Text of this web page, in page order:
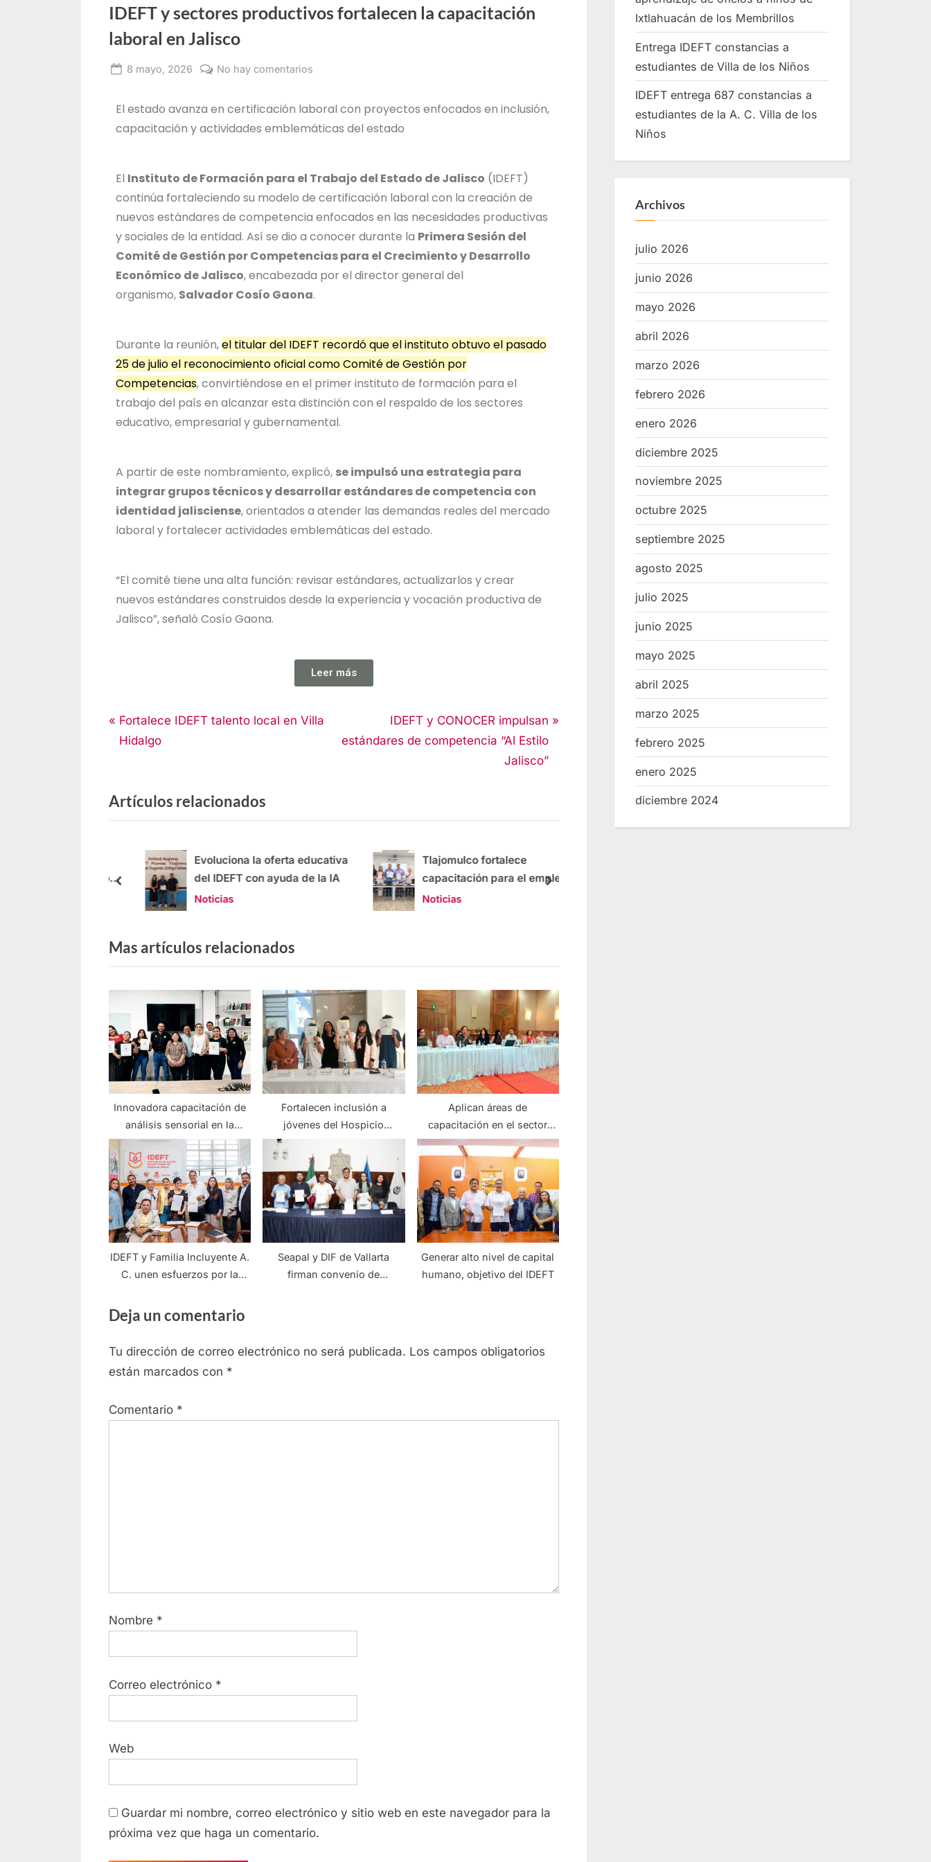
l
a
d
e
l
E
s
o
d
e
J
i
s
c
IDEFT y sectores productivos fortalecen la capacitación
laboral en Jalisco
8 mayo, 2026
Santos
Jiménez
No hay comentarios
El estado avanza en certificación laboral con proyectos enfocados en inclusión,
capacitación y actividades emblemáticas del estado
El Instituto de Formación para el Trabajo del Estado de Jalisco (IDEFT)
continúa fortaleciendo su modelo de certificación laboral con la creación de
nuevos estándares de competencia enfocados en las necesidades productivas
y sociales de la entidad. Así se dio a conocer durante la Primera Sesión del
Comité de Gestión por Competencias para el Crecimiento y Desarrollo
Económico de Jalisco, encabezada por el director general del
organismo, Salvador Cosío Gaona.
Durante la reunión,el titular del IDEFT recordó que el instituto obtuvo el pasado
25 de julio el reconocimiento oficial como Comité de Gestión por
Competencias, convirtiéndose en el primer instituto de formación para el
trabajo del país en alcanzar esta distinción con el respaldo de los sectores
educativo, empresarial y gubernamental.
A partir de este nombramiento, explicó, se impulsó una estrategia para
integrar grupos técnicos y desarrollar estándares de competencia con
identidad jalisciense, orientados a atender las demandas reales del mercado
laboral y fortalecer actividades emblemáticas del estado.
“El comité tiene una alta función: revisar estándares, actualizarlos y crear
nuevos estándares construidos desde la experiencia y vocación productiva de
Jalisco”, señaló Cosío Gaona.
Leer más
Noticias
Fortalece IDEFT talento local en Villa
Hidalgo
IDEFT y CONOCER impulsan
estándares de competencia “Al Estilo
Jalisco”
Artículos relacionados
Evoluciona la oferta educativa
del IDEFT con ayuda de la IA
Noticias
Tlajomulco fortalece
capacitación para el empleo
en diversas áreas
Noticias
Mas artículos relacionados
Innovadora capacitación de
análisis sensorial en la
industria tequilera
Fortalecen inclusión a
jóvenes del Hospicio
Aplican áreas de
capacitación en el sector
hotelero de Puerto Vallarta
IDEFT y Familia Incluyente A.
C. unen esfuerzos por la
Seapal y DIF de Vallarta
firman convenio de
Generar alto nivel de capital
humano, objetivo del IDEFT
Deja un comentario
Tu dirección de correo electrónico no será publicada. Los campos obligatorios
están marcados con *
Comentario *
Nombre *
Correo electrónico *
Web
Guardar mi nombre, correo electrónico y sitio web en este navegador para la
próxima vez que haga un comentario.
Ixtlahuacán de los Membrillos
Entrega IDEFT constancias a
estudiantes de Villa de los Niños
IDEFT entrega 687 constancias a
estudiantes de la A. C. Villa de los
Niños
Archivos
julio 2026
junio 2026
mayo 2026
abril 2026
marzo 2026
febrero 2026
enero 2026
diciembre 2025
noviembre 2025
octubre 2025
septiembre 2025
agosto 2025
julio 2025
junio 2025
mayo 2025
abril 2025
marzo 2025
febrero 2025
enero 2025
diciembre 2024